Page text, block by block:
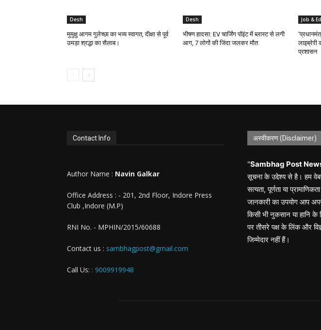
Desh
मुमुक्षु आगम गुलेच्छा का भव्य स्वागत, दीक्षा से पूर्व
उमड़ा श्रद्धा का सैलाब।
Desh
भीषण हादसा: EV चार्जिंग पॉइंट में ब्लास्ट से लगी
आग, 7 लोगों की जिंदा जलकर मौत
Job &
प्रशासन
Contact Info
Author Name : Navin Galkar
Office Address : - 201, 2nd Floor, Indore Press
Club ,Indore (M.P)
RNI No. - MPHIN/2015/60688
Contact us : sambhagpost@gmail.com
Call Us: : 9009919948
अस्वीकरण (Disclaimer)
"Sambhag Post
सूचना के उद्देश्य से है। हम
सत्यता, पूर्णता या
जानकारी का उपयोग आप
किसी भी नुकसान या हानि के
पर तीसरे पक्ष के लिंक और
जिम्मेदार नहीं हैं।